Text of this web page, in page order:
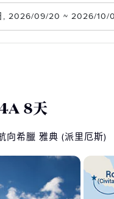
, 2026/09/20 ~ 2026/10/
8天
向希臘 雅典 (派里厄斯)